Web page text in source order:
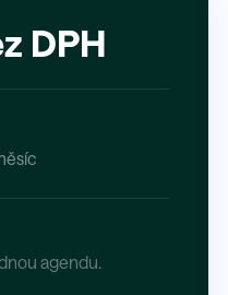
DPH
agendu.